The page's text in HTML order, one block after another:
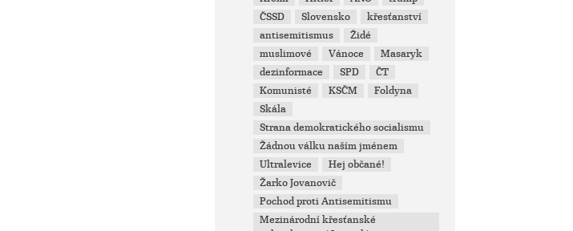
ČSSD
Slovensko
křesťanství
antisemitismus
Židé
muslimové
Vánoce
Masaryk
dezinformace
SPD
ČT
Komunisté
KSČM
Foldyna
Skála
Strana demokratického socialismu
Žádnou válku naším jménem
Ultralevice
Hej občané!
Žarko Jovanovič
Pochod proti Antisemitismu
Mezinárodní křesťanské